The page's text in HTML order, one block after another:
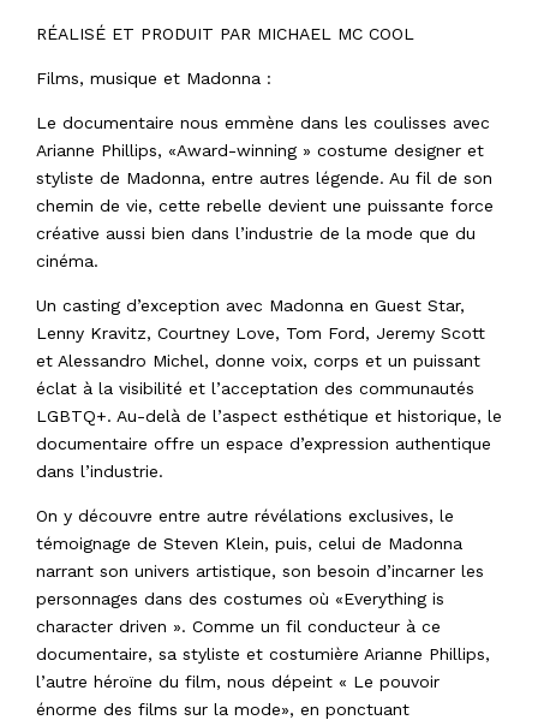
RÉALISÉ ET PRODUIT PAR MICHAEL MC COOL
Films, musique et Madonna :
Le documentaire nous emmène dans les coulisses avec
Arianne Phillips, «Award-winning » costume designer et
styliste de Madonna, entre autres légende. Au fil de son
chemin de vie, cette rebelle devient une puissante force
créative aussi bien dans l’industrie de la mode que du
cinéma.
Un casting d’exception avec Madonna en Guest Star,
Lenny Kravitz, Courtney Love, Tom Ford, Jeremy Scott
et Alessandro Michel, donne voix, corps et un puissant
éclat à la visibilité et l’acceptation des communautés
LGBTQ+. Au-delà de l’aspect esthétique et historique, le
documentaire offre un espace d’expression authentique
dans l’industrie.
On y découvre entre autre révélations exclusives, le
témoignage de Steven Klein, puis, celui de Madonna
narrant son univers artistique, son besoin d’incarner les
personnages dans des costumes où «Everything is
character driven ». Comme un fil conducteur à ce
documentaire, sa styliste et costumière Arianne Phillips,
l’autre héroïne du film, nous dépeint « Le pouvoir
énorme des films sur la mode», en ponctuant